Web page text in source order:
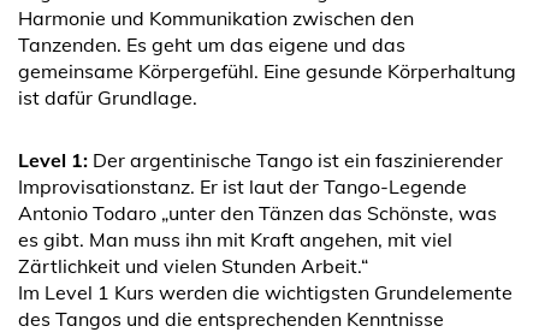
Harmonie und Kommunikation zwischen den
Tanzenden. Es geht um das eigene und das
gemeinsame Körpergefühl. Eine gesunde Körperhaltung
ist dafür Grundlage.
Level 1: Der argentinische Tango ist ein faszinierender
Improvisationstanz. Er ist laut der Tango-Legende
Antonio Todaro „unter den Tänzen das Schönste, was
es gibt. Man muss ihn mit Kraft angehen, mit viel
Zärtlichkeit und vielen Stunden Arbeit.“
Im Level 1 Kurs werden die wichtigsten Grundelemente
des Tangos und die entsprechenden Kenntnisse